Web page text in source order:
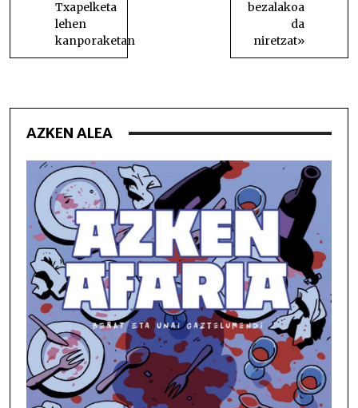
Txapelketa
lehen
kanporaketan
bezalakoa
da
niretzat»
AZKEN ALEA